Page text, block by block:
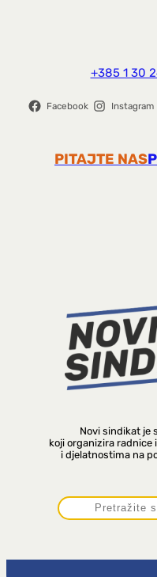
+385 1 30
Facebook Instagram
PITAJTE NAS
Novi sindikat je
koji organizira radnice
i djelatnostima na
P
r